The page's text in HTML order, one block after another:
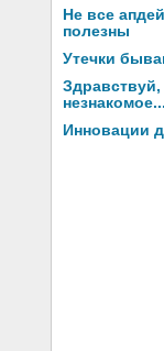
Не все
полезны
Утечки
незнакомое...
Инновации